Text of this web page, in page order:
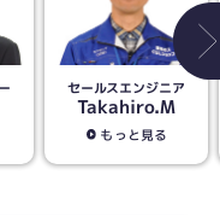
営業・アドバイザー
Seiichi.I
もっと見る